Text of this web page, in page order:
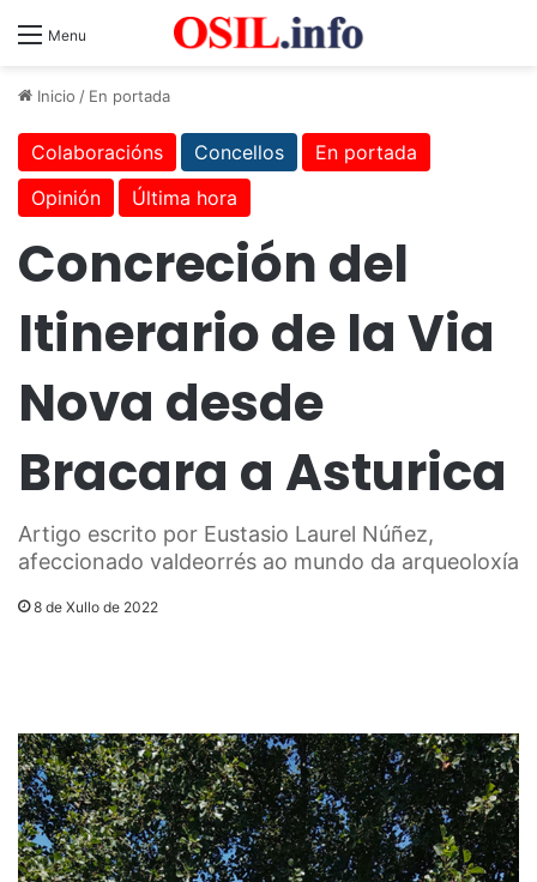
Menu
Inicio / En portada
Colaboracións Concellos
En portada
Opinión
Última hora
Concreción del
Itinerario de la Via
Nova desde
Bracara a Asturica
Artigo escrito por Eustasio Laurel Núñez,
afeccionado valdeorrés ao mundo da arqueoloxía
8 de Xullo de 2022